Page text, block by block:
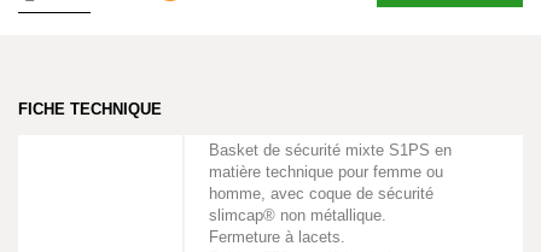
FICHE TECHNIQUE
Basket de sécurité mixte S1PS en
matière technique pour femme ou
homme, avec coque de sécurité
slimcap® non métallique.
Fermeture à lacets.